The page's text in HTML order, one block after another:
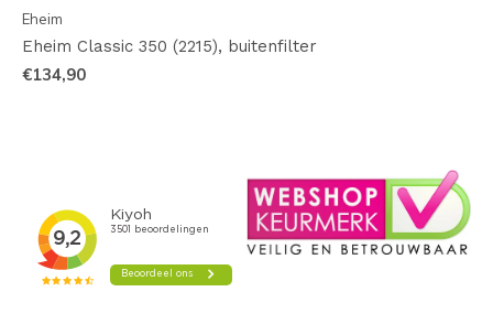
Eheim
Eheim Classic 350 (2215), buitenfilter
€134,90